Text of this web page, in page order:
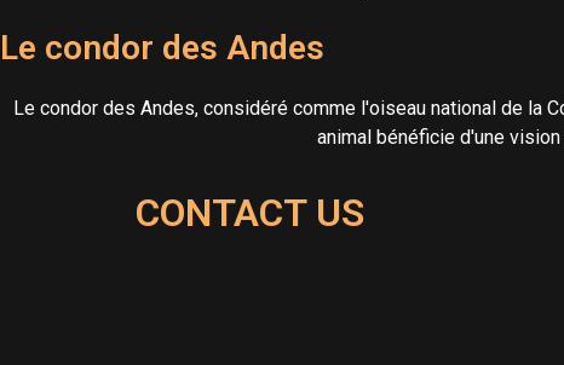
Le condor des Andes
Le condor des Andes, considéré comme l'oiseau national de la
animal bénéficie d'une
CONTACT US